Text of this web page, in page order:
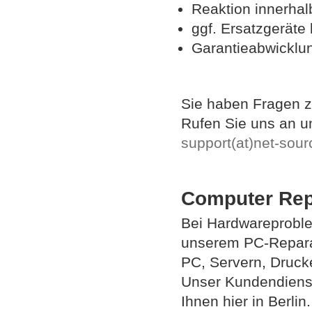
Reaktion
ggf. Ersatzgeräte
Sie haben Fragen
Rufen Sie uns an
support(at)net-
Computer
Bei
unserem PC-
PC, Servern,
Unser
Ihnen hier in Berlin.